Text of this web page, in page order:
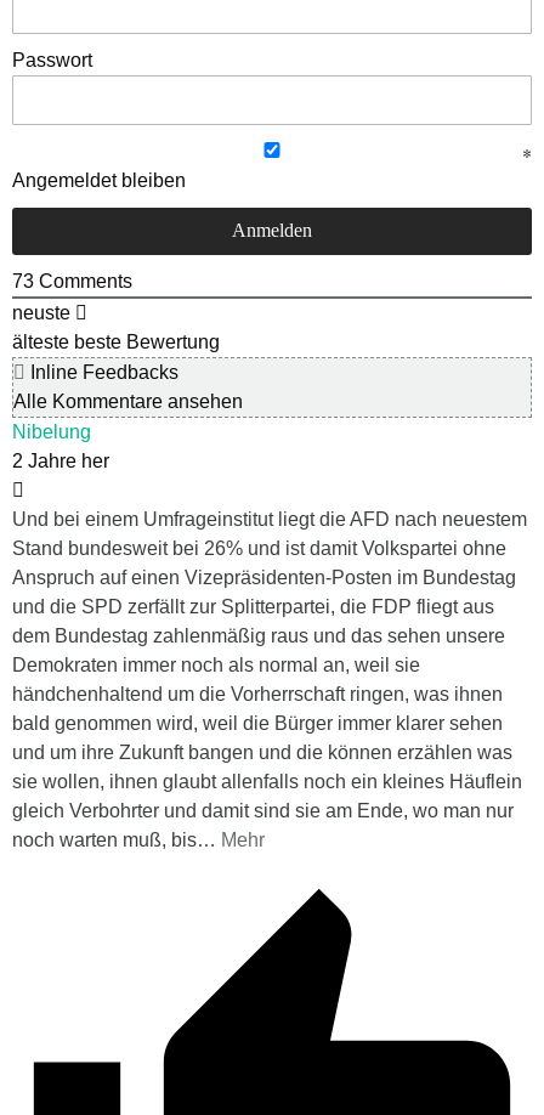
Passwort
Angemeldet bleiben
73 Comments
neuste
älteste beste Bewertung
Inline Feedbacks
Alle Kommentare ansehen
Nibelung
2 Jahre her
Und bei einem Umfrageinstitut liegt die AFD nach neuestem
Stand bundesweit bei 26% und ist damit Volkspartei ohne
Anspruch auf einen Vizepräsidenten-Posten im Bundestag
und die SPD zerfällt zur Splitterpartei, die FDP fliegt aus
dem Bundestag zahlenmäßig raus und das sehen unsere
Demokraten immer noch als normal an, weil sie
händchenhaltend um die Vorherrschaft ringen, was ihnen
bald genommen wird, weil die Bürger immer klarer sehen
und um ihre Zukunft bangen und die können erzählen was
sie wollen, ihnen glaubt allenfalls noch ein kleines Häuflein
gleich Verbohrter und damit sind sie am Ende, wo man nur
noch warten muß, bis… Mehr